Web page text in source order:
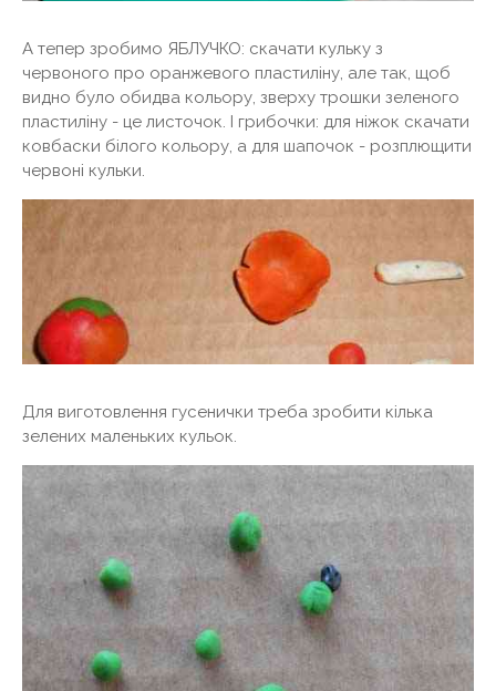
А тепер зробимо ЯБЛУЧКО: скачати кульку з
червоного про оранжевого пластиліну, але так, щоб
видно було обидва кольору, зверху трошки зеленого
пластиліну - це листочок. І грибочки: для ніжок скачати
ковбаски білого кольору, а для шапочок - розплющити
червоні кульки.
Для виготовлення гусенички треба зробити кілька
зелених маленьких кульок.